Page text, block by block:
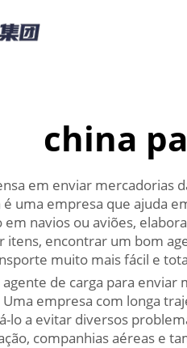
china
em enviar mercadorias
é uma empresa que ajuda
navios ou aviões,
itens, encontrar um bom
muito mais fácil e
de carga para enviar
empresa com longa
lo a evitar diversos
companhias aéreas e